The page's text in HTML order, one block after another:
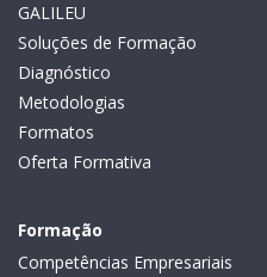
GALILEU
Soluções de Formação
Diagnóstico
Metodologias
Formatos
Oferta Formativa
Formação
Competências Empresariais